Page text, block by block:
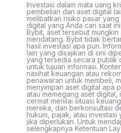
Investasi dalam mata uang
pembelian dan aset digital
melibatkan risiko pasar
digital yang Anda cari saat
Bybit, aset tersebut mungkin
mendatang. Bybit tidak
hasil investasi apa pun.
lain yang disajikan di sini
yang tersedia secara publik
untuk tujuan informasi.
nasihat keuangan atau
penawaran untuk membeli,
menyimpan aset digital apa
atau memegang aset digital,
cermat menilai situasi
mereka, dan berkonsultasi
hukum, pajak, atau investasi
jika diperlukan. Untuk
selengkapnya Ketentuan